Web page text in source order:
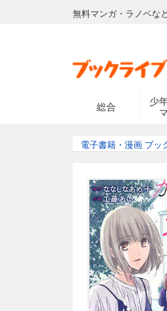
無料マンガ・ラノベな
総合
少
電子書籍・漫画 ブッ